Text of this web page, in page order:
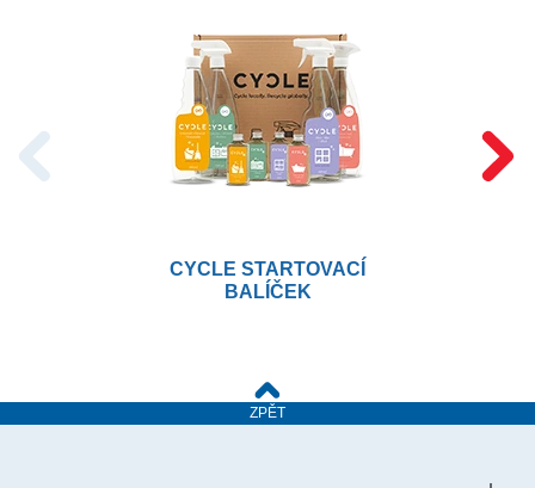
CYCLE STARTOVACÍ
BALÍČEK
ZPĚT